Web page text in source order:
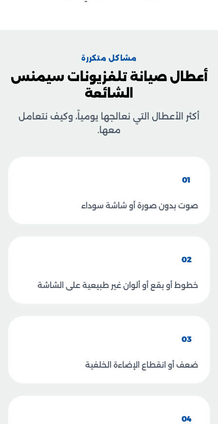
مشاكل متكررة
أعطال صيانة تلفزيونات سيمنس
الشائعة
أكثر الأعطال التي نعالجها يومياً، وكيف نتعامل
معها.
01
صوت بدون صورة أو شاشة سوداء
02
خطوط أو بقع أو ألوان غير طبيعية على الشاشة
03
ضعف أو انقطاع الإضاءة الخلفية
04